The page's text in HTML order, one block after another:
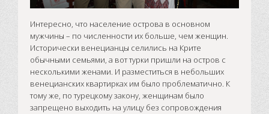
Интересно, что население острова в основном
мужчины – по численности их больше, чем женщин.
Исторически венецианцы селились на Крите
обычными семьями, а вот турки пришли на остров с
несколькими женами. И разместиться в небольших
венецианских квартирках им было проблематично. К
тому же, по турецкому закону, женщинам было
запрещено выходить на улицу без сопровождения